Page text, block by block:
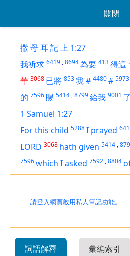
關閉
撒 母 耳 記 上 1:27
我祈求 6419 ,8694為要 413得這
華 3068 已將 853我# 4480# 5973
的 7596 賜 5414 ,8799給我 9001
1 Samuel 1:27
For this child 5288I prayed
LORD 3068 hath given 5414 ,
7596which I asked 7592 ,8804
請登入網頁啟用私人筆記功能。
詞語解釋 彙編索引